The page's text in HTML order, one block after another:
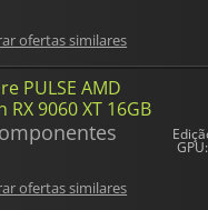
ofertas similares
PULSE AMD
RX 9060 XT 16GB
ofertas similares